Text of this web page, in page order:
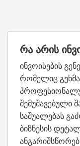
რა არის
ინვოისების
რომელიც
შემუშავებული
საშუალებას
ბიზნესის